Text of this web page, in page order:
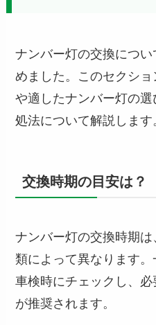
ナンバー灯の交換につ
めました。このセクシ
や適したナンバー灯の
処法について解説します
交換時期の目安は？
ナンバー灯の交換時期
類によって異なります
車検時にチェックし、
が推奨されます。